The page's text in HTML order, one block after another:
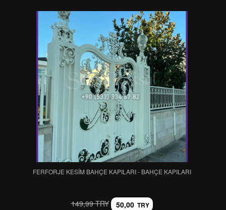
FERFORJE KESİM BAHÇE KAPILARI - BAHÇE KAPILARI
149,99 TRY 50,00 TRY